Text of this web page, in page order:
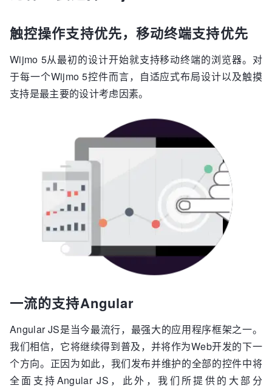
触控操作支持优先，移动终端支持优先
Wijmo 5从最初的设计开始就支持移动终端的浏览器。对
于每一个Wijmo 5控件而言，自适应式布局设计以及触摸
支持是最主要的设计考虑因素。
一流的支持Angular
Angular JS是当今最流行，最强大的应用程序框架之一。
我们相信，它将继续得到普及，并将作为Web开发的下一
个方向。正因为如此，我们发布并维护的全部的控件中将
全面支持Angular JS，此外，我们所提供的大部分